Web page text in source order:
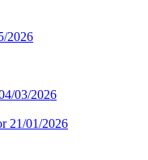
2026
03/2026
21/01/2026